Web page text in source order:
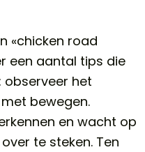
«chicken road
een aantal tips die
observeer het
bewegen.
en wacht op
te steken. Ten